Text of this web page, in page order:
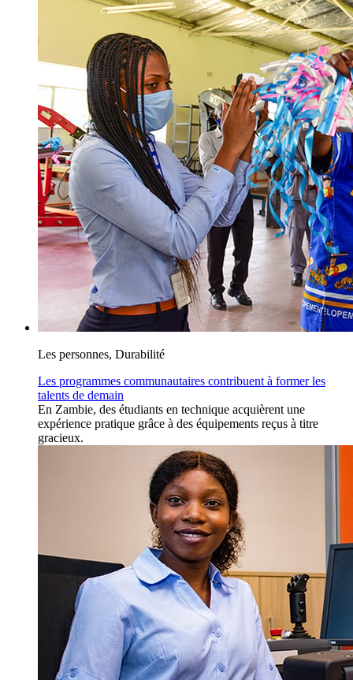
Les personnes, Durabilité
Les programmes communautaires contribuent à former les
talents de demain
En Zambie, des étudiants en technique acquièrent une
expérience pratique grâce à des équipements reçus à titre
gracieux.